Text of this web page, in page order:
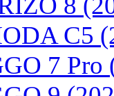
C5
7 Pro